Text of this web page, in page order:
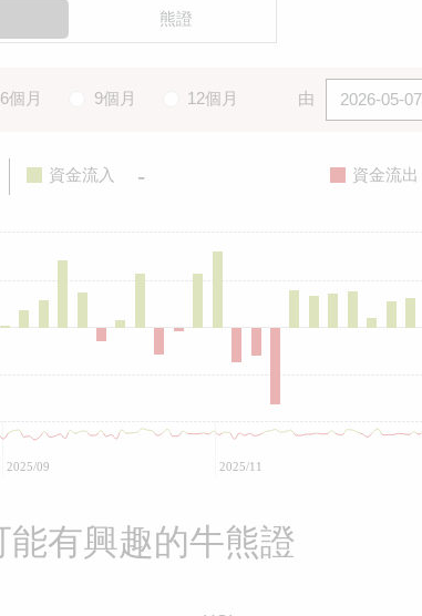
熊證
6個月 9個月 12個月 由
資金流入 - 資金流出
2025/09 2025/11
能有興趣的牛熊證